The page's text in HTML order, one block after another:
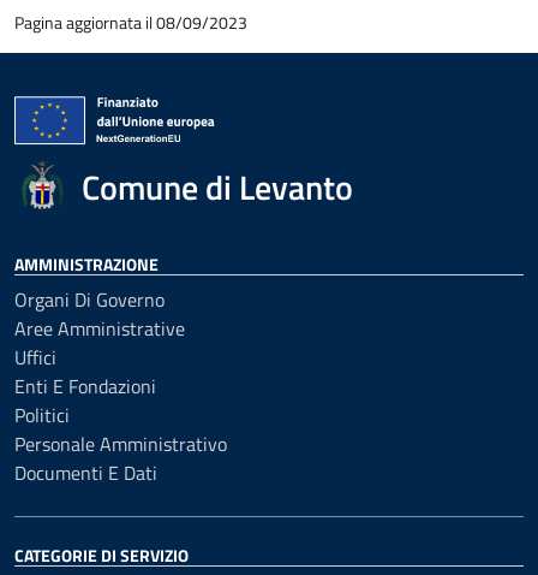
Pagina aggiornata il 08/09/2023
Comune di Levanto
AMMINISTRAZIONE
Organi Di Governo
Aree Amministrative
Uffici
Enti E Fondazioni
Politici
Personale Amministrativo
Documenti E Dati
CATEGORIE DI SERVIZIO